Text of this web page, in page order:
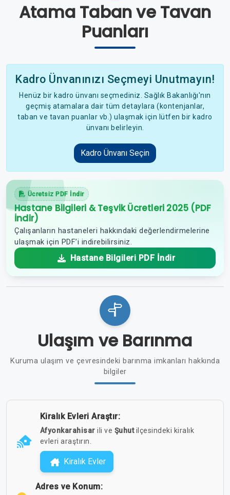
Atama Taban ve Tavan
Puanları
Kadro Ünvanınızı Seçmeyi Unutmayın!
Henüz bir kadro ünvanı seçmediniz. Sağlık Bakanlığı'nın
geçmiş atamalara dair tüm detaylara (kontenjanlar,
taban ve tavan puanlar vb.) ulaşmak için lütfen bir kadro
ünvanı belirleyin.
Kadro Ünvanı Seçin
Ücretsiz PDF İndir
Hastane Bilgileri & Teşvik Ücretleri 2025 (PDF
İndir)
Çalışanların hastaneleri hakkındaki değerlendirmelerine
ulaşmak için PDF’i indirebilirsiniz.
Hastane Bilgileri PDF İndir
Ulaşım ve Barınma
Kuruma ulaşım ve çevresindeki barınma imkanları hakkında
bilgiler
Kiralık Evleri Araştır:
Afyonkarahisar ili ve Şuhutilçesindeki kiralık
evleri araştırın.
Kiralık Evler
Adres ve Konum: